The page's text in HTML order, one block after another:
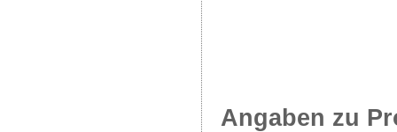
Angaben zu